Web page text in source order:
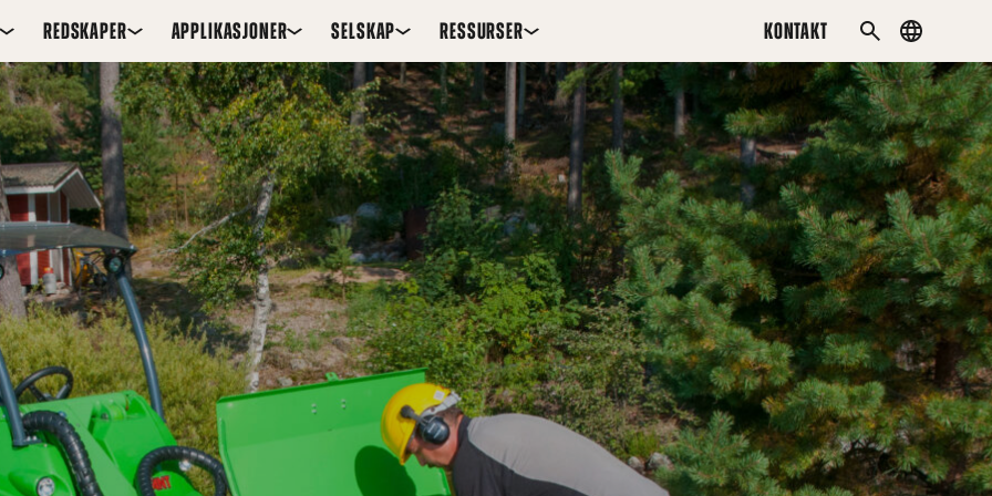
REDSKAPER APPLIKASJONER SELSKAP RESSURSER KONTAKT
SØK
Country
menu